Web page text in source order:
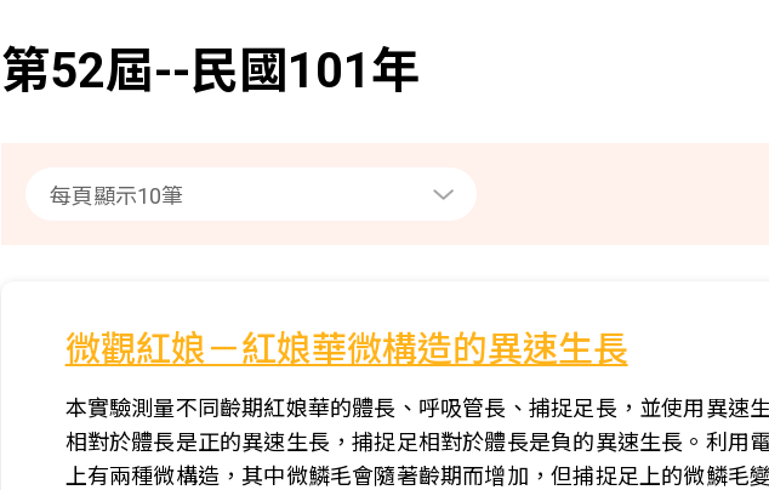
第52屆--民國101年
微觀紅娘－紅娘華微構造的異速生長
本實驗測量不同齡期紅娘華的體長、呼吸管長、捕捉足長，並使用異速
相對於體長是正的異速生長，捕捉足相對於體長是負的異速生長。利用
上有兩種微構造，其中微鱗毛會隨著齡期而增加，但捕捉足上的微鱗毛